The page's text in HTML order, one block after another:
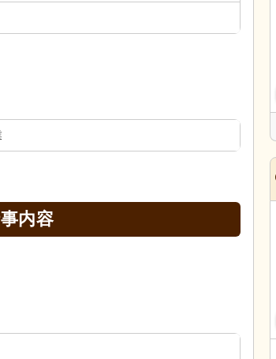
内容